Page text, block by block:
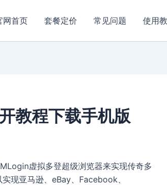
网首页 套餐定价 常见问题 使用
教程下载手机版
虚拟多登超级浏览器来实现传奇多
现亚马逊、eBay、Facebook、